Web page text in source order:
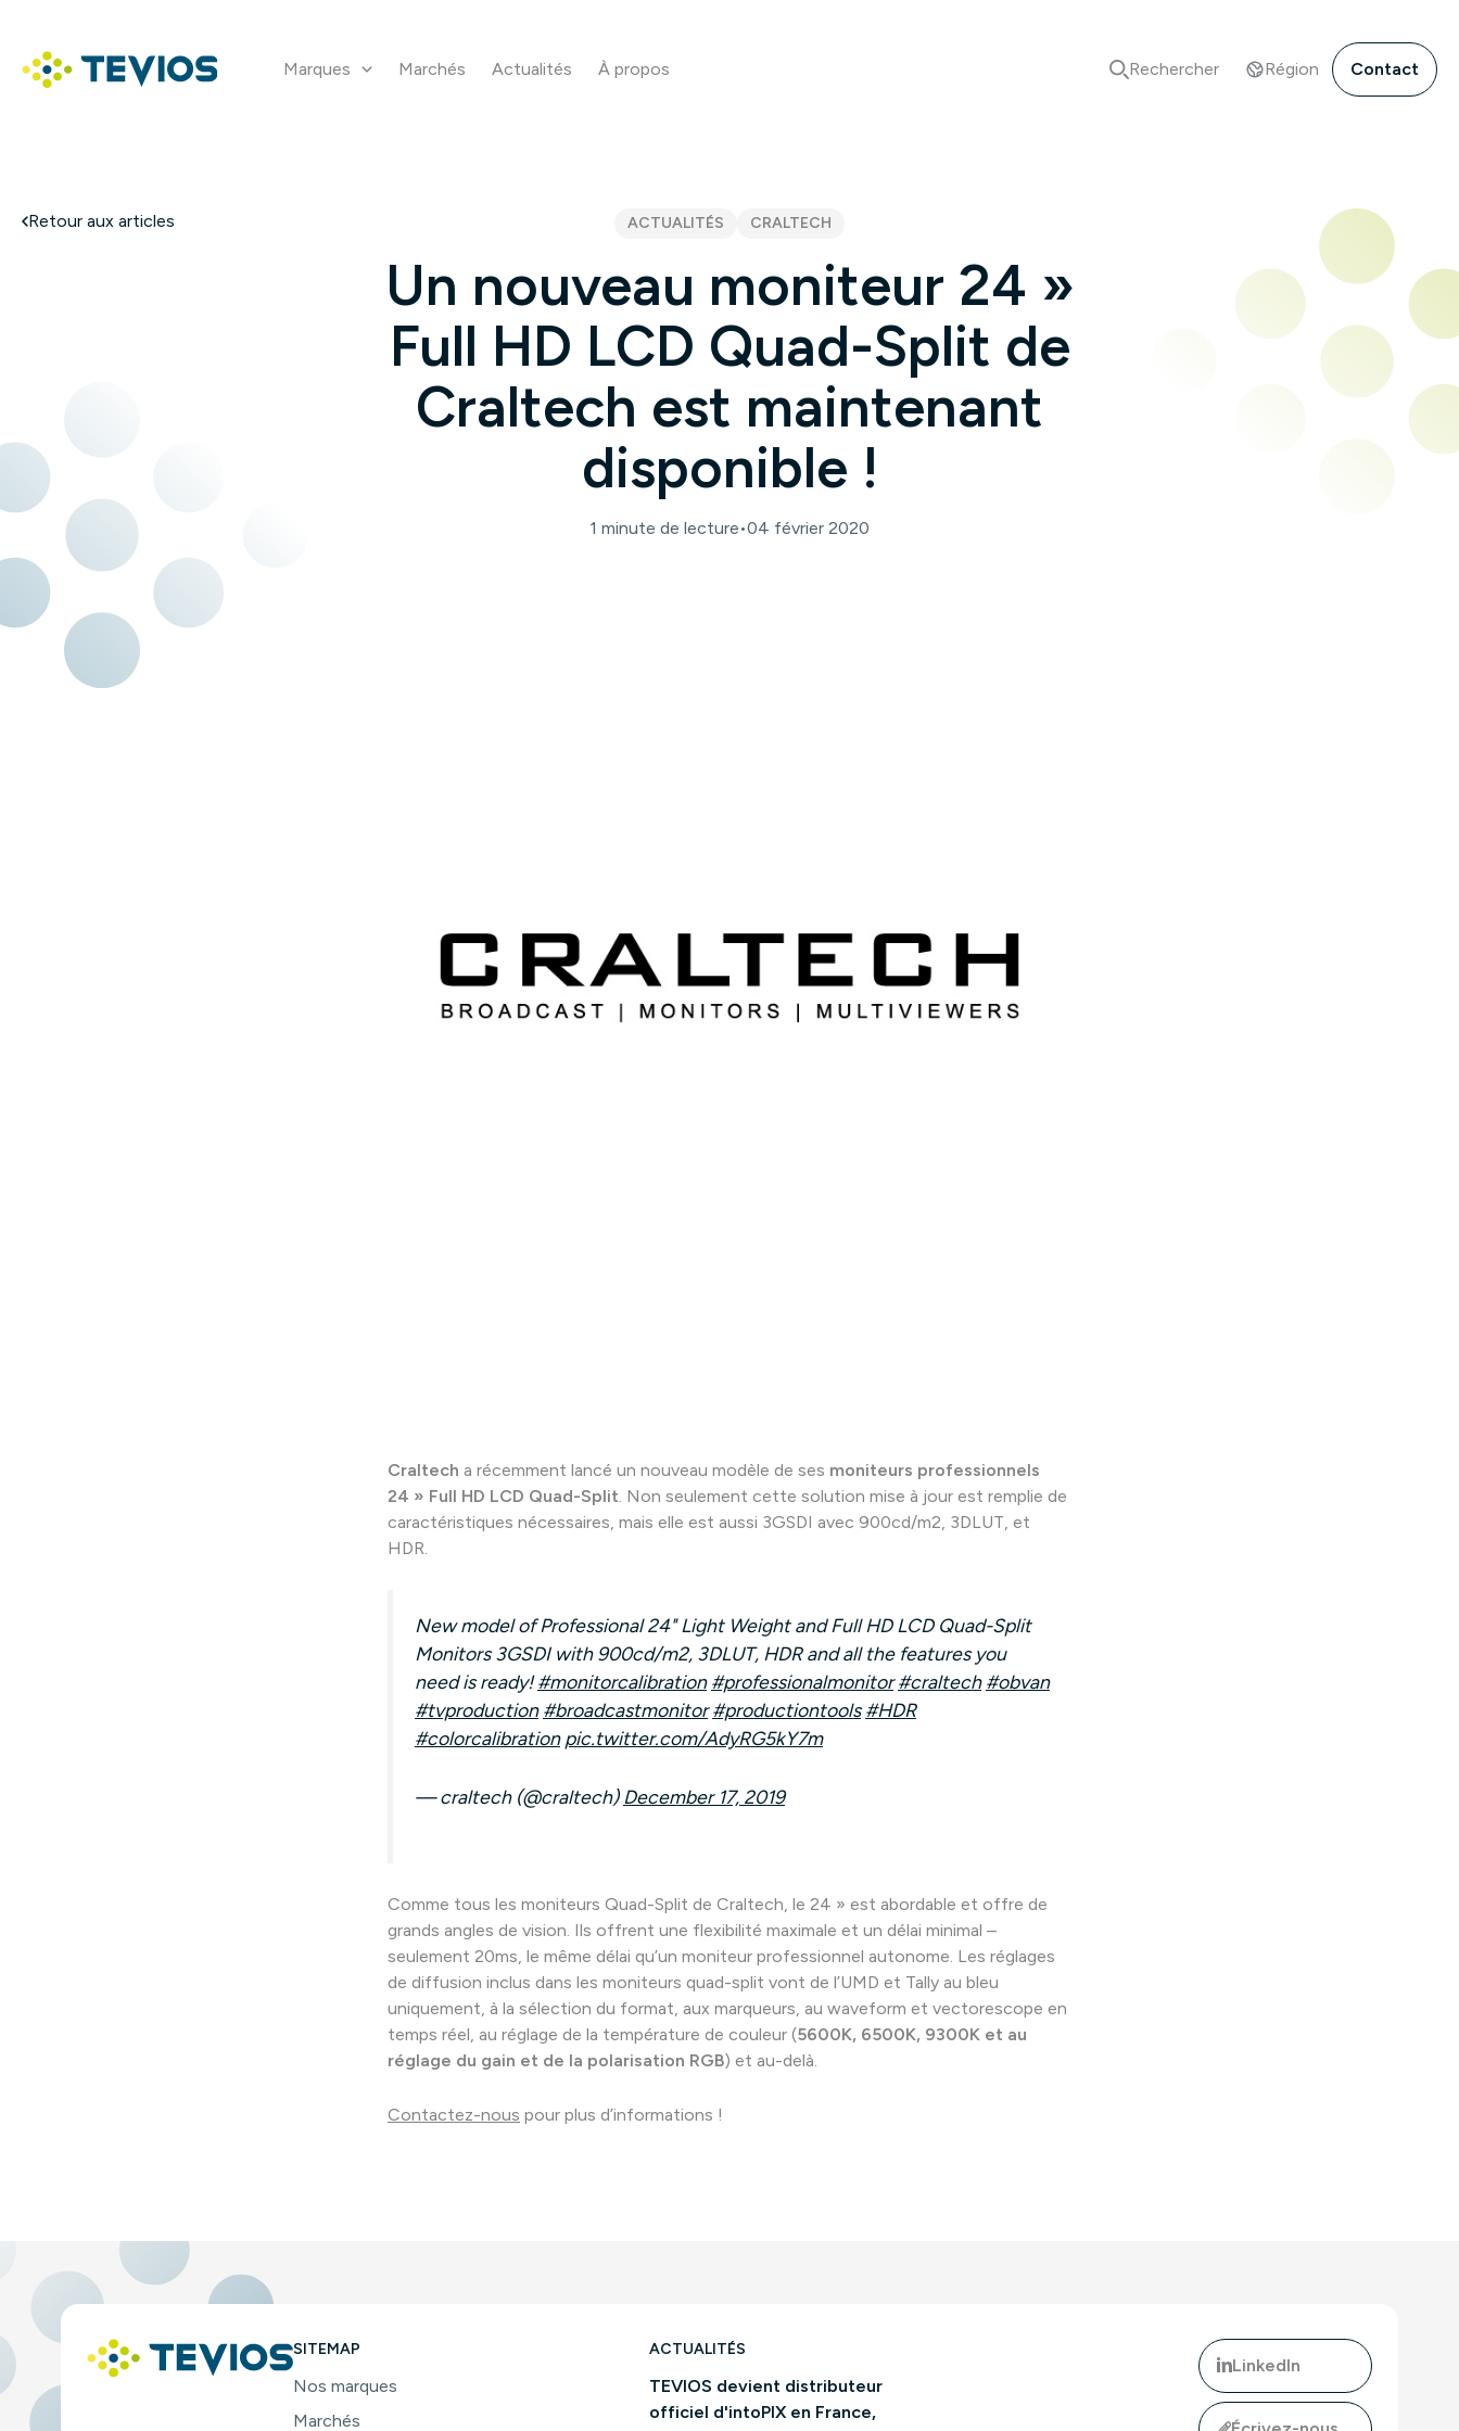
contenu
Marques Marchés Actualités À propos Rechercher Région Contact
Un nouveau moniteur 24 »
Full HD LCD Quad-Split de
Craltech est maintenant
disponible !
Retour aux articles ACTUALITÉS CRALTECH
1 minute de lecture•04 février 2020
Craltech a récemment lancé un nouveau modèle de ses moniteurs professionnels
24 » Full HD LCD Quad-Split. Non seulement cette solution mise à jour est remplie de
caractéristiques nécessaires, mais elle est aussi 3GSDI avec 900cd/m2, 3DLUT, et
HDR.
New model of Professional 24" Light Weight and Full HD LCD Quad-Split
Monitors 3GSDI with 900cd/m2, 3DLUT, HDR and all the features you
need is ready!#monitorcalibration #professionalmonitor #craltech #obvan
#tvproduction #broadcastmonitor #productiontools #HDR
#colorcalibration pic.twitter.com/AdyRG5kY7m
— craltech (@craltech) December 17, 2019
Comme tous les moniteurs Quad-Split de Craltech, le 24 » est abordable et offre de
grands angles de vision. Ils offrent une flexibilité maximale et un délai minimal –
seulement 20ms, le même délai qu’un moniteur professionnel autonome. Les réglages
de diffusion inclus dans les moniteurs quad-split vont de l’UMD et Tally au bleu
uniquement, à la sélection du format, aux marqueurs, au waveform et vectorescope en
temps réel, au réglage de la température de couleur (5600K, 6500K, 9300K et au
réglage du gain et de la polarisation RGB) et au-delà.
Contactez-nous pour plus d’informations !
SITEMAP
Nos marques
Marchés
ACTUALITÉS
TEVIOS devient distributeur
officiel d'intoPIX en France,
LinkedIn